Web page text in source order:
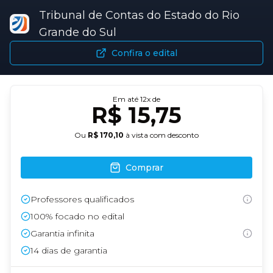
Tribunal de Contas do Estado do Rio
Grande do Sul
Confira o edital
Em até 12x de
R$ 15,75
Ou R$ 170,10 à vista com desconto
Comprar
Professores qualificados
100% focado no edital
Garantia infinita
14 dias de garantia